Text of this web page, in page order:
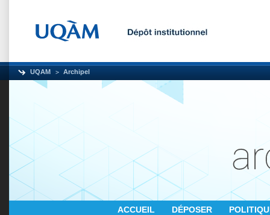
UQAM Archipel
ACCUEIL DÉPOSER